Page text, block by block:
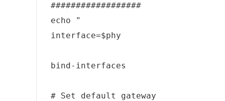
##################
echo "
interface=$phy
bind-interfaces
# Set default gateway